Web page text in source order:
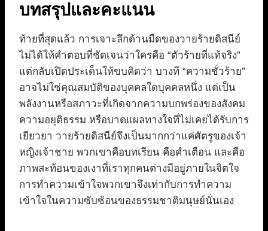
บทสรุปและคะแนน
ท้ายที่สุดแล้ว การเจาะลึกด้านมืดของวายร้ายดิสนีย์
ไม่ได้ให้คำตอบที่ชัดเจนว่าใครคือ “ตัวร้ายที่แท้จริง”
แต่กลับเปิดประเด็นให้ขบคิดว่า บางที “ความชั่วร้าย”
อาจไม่ใช่คุณสมบัติของบุคคลใดบุคคลหนึ่ง แต่เป็น
พลังงานหรือสภาวะที่เกิดจากความบกพร่องของสังคม
ความอยุติธรรม หรือบาดแผลทางใจที่ไม่เคยได้รับการ
เยียวยา วายร้ายดิสนีย์จึงเป็นมากกว่าแค่ศัตรูของเจ้า
หญิงเจ้าชาย พวกเขาคือบทเรียน คือคำเตือน และคือ
ภาพสะท้อนของเงาที่เราทุกคนต่างมีอยู่ภายในจิตใจ
การทำความเข้าใจพวกเขาจึงเท่ากับการทำความ
เข้าใจในความซับซ้อนของธรรมชาติมนุษย์นั่นเอง